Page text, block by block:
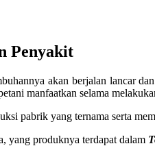
Penyakit
akan berjalan lancar
manfaatkan selama
pabrik yang ternama serta
yang produknya terdapat dalam